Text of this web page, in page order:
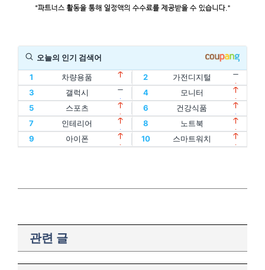
오늘의 인기 검색어
1
차량용품
11
할인
1
차량용품
11
할인
2
가전디지털
12
디지털기기
2
가전디지털
12
디지털기기
3
갤럭시
13
인텔
3
갤럭시
13
인텔
4
모니터
14
oled
4
모니터
14
oled
5
스포츠
15
홈트
5
스포츠
15
홈트
6
건강식품
16
아이패드
6
건강식품
16
아이패드
7
인테리어
17
에어팟
7
인테리어
8
노트북
18
맥북
8
노트북
9
아이폰
19
폴드
10
스마트워치
20
플립
관련 글